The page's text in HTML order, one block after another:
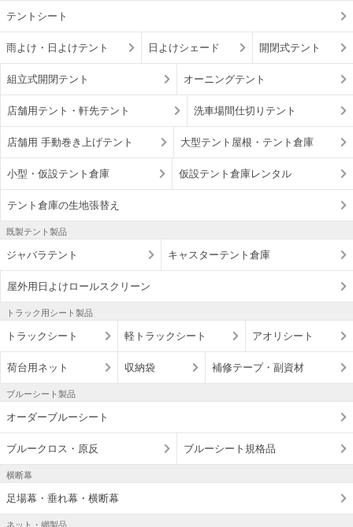
テントシート
雨よけ・日よけテント 日よけシェード 開閉式テント
組立式開閉テント オーニングテント
店舗用テント・軒先テント 洗車場間仕切りテント
店舗用 手動巻き上げテント 大型テント屋根・テント倉庫
小型・仮設テント倉庫 仮設テント倉庫レンタル
テント倉庫の生地張替え
既製テント製品
ジャバラテント キャスターテント倉庫
屋外用日よけロールスクリーン
トラック用シート製品
トラックシート 軽トラックシート アオリシート
荷台用ネット 収納袋 補修テープ・副資材
ブルーシート製品
オーダーブルーシート
ブルークロス・原反 ブルーシート規格品
横断幕
足場幕・垂れ幕・横断幕
ネット・網製品